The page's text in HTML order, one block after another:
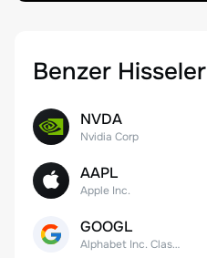
Benzer Hisseler
NVDA
Nvidia Corp
AAPL
Apple Inc.
GOOGL
Alphabet Inc. Class A Common Stock